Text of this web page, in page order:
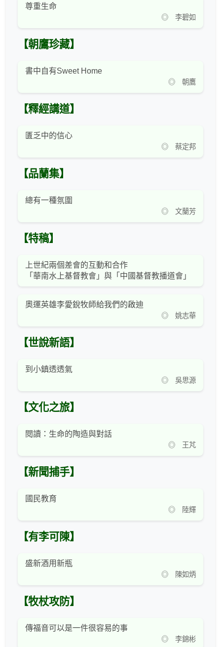
尊重生命
◎ 李碧如
【朝鷹珍藏】
書中自有Sweet Home
◎ 朝鷹
【釋經講道】
匱乏中的信心
◎ 蔡定邦
【品蘭集】
總有一種氛圍
◎ 文蘭芳
【特稿】
上世紀兩個差會的互動和合作
「華南水上基督教會」與「中國基督教播道會」
奧運英雄李愛銳牧師給我們的啟迪
◎ 姚志華
【世說新語】
到小鎮透透氣
◎ 吳思源
【文化之旅】
閱讀：生命的陶造與對話
◎ 王芃
【新聞捕手】
國民教育
◎ 陸輝
【有李可陳】
盛新酒用新瓶
◎ 陳如炳
【牧杖攻防】
傳福音可以是一件很容易的事
◎ 李錦彬